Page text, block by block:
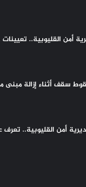
أمن القليوبية..
سقف أثناء إزالة
أمن القليوبية.. تعرف